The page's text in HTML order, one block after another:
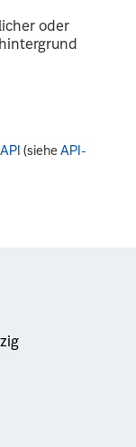
oder
API (sieheAPI-